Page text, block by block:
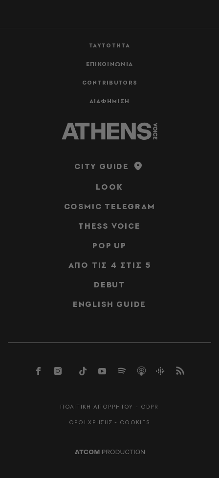
ΤΑΥΤΟΤΗΤΑ
ΕΠΙΚΟΙΝΩΝΙΑ
CONTRIBUTORS
ΔΙΑΦΗΜΙΣΗ
CITY GUIDE
LOOK
COSMIC TELEGRAM
THESS VOICE
POP UP
ΑΠΟ ΤΙΣ 4 ΣΤΙΣ 5
DEBUT
ENGLISH GUIDE
ΠΟΛΙΤΙΚΗ ΑΠΟΡΡΗΤΟΥ - GDPR
ΟΡΟΙ ΧΡΗΣΗΣ - COOKIES